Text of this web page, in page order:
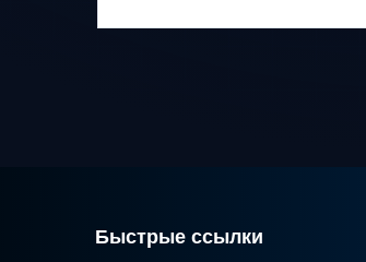
Быстрые ссылки